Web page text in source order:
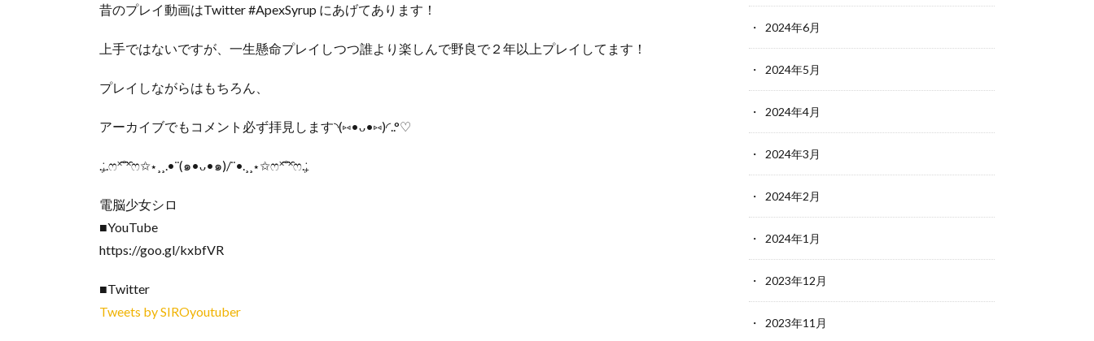
昔のプレイ動画はTwitter #ApexSyrup にあげてあります！
上手ではないですが、一生懸命プレイしつつ誰より楽しんで野良で２年以上プレイしてます！
プレイしながらはもちろん、
アーカイブでもコメント必ず拝見します◝(⑅•ᴗ•⑅)◜..°♡
.₊̣̇.ෆ˟̑̑˚̑̑˟̑ෆ✩⋆¸¸.•¨(๑•ᴗ•๑)/¨•.¸¸⋆✩ෆ˟̑̑˚̑̑˟̑ෆ.₊̣̇
電脳少女シロ
■YouTube
https://goo.gl/kxbfVR
■Twitter
Tweets by SIROyoutuber
2024年6月
2024年5月
2024年4月
2024年3月
2024年2月
2024年1月
2023年12月
2023年11月